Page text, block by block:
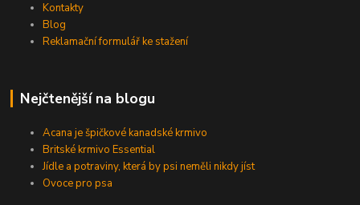
Kontakty
Blog
Reklamační formulář ke stažení
Nejčtenější na blogu
Acana je špičkové kanadské krmivo
Britské krmivo Essential
Jídle a potraviny, která by psi neměli nikdy jíst
Ovoce pro psa